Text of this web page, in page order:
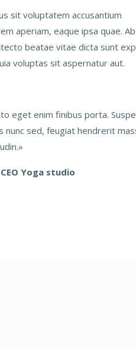
sit voluptatem accusantium
aperiam, eaque ipsa quae.
beatae vitae dicta sunt
voluptas sit aspernatur aut.
eget enim finibus porta.
nunc sed, feugiat hendrerit
Yoga studio